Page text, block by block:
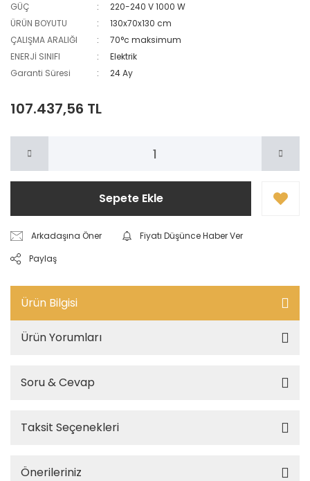
GÜÇ
220-240 V 1000 W
ÜRÜN BOYUTU
130x70x130 cm
ÇALIŞMA ARALIĞI
70°c maksimum
ENERJİ SINIFI
Elektrik
Garanti Süresi
24 Ay
107.437,56 TL
Sepete Ekle
Arkadaşına Öner
Fiyatı Düşünce Haber Ver
Paylaş
Ürün Bilgisi
Ürün Yorumları
Soru & Cevap
Taksit Seçenekleri
Önerileriniz